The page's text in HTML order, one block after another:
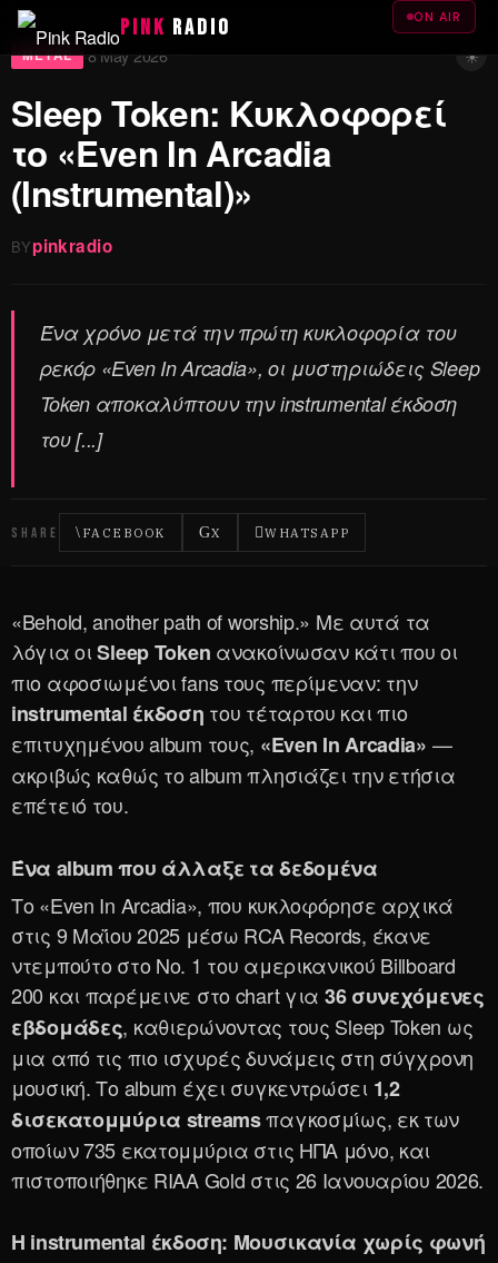
PINK RADIO ON AIR
METAL ·8 May 2026 ☀
Sleep Token: Κυκλοφορεί
το «Even In Arcadia
(Instrumental)»
BYpinkradio
Ένα χρόνο μετά την πρώτη κυκλοφορία του
ρεκόρ «Even In Arcadia», οι μυστηριώδεις Sleep
Token αποκαλύπτουν την instrumental έκδοση
του [...]
SHARE FACEBOOK X WHATSAPP
«Behold, another path of worship.» Με αυτά τα
λόγια οιSleep Token ανακοίνωσαν κάτι που οι
πιο αφοσιωμένοι fans τους περίμεναν: την
instrumental έκδοση του τέταρτου και πιο
επιτυχημένου album τους, «Even In Arcadia» —
ακριβώς καθώς το album πλησιάζει την ετήσια
επέτειό του.
Ένα album που άλλαξε τα δεδομένα
Το «Even In Arcadia», που κυκλοφόρησε αρχικά
στις 9 Μαΐου 2025 μέσω RCA Records, έκανε
ντεμπούτο στο Νο. 1 του αμερικανικού Billboard
200 και παρέμεινε στο chart για 36 συνεχόμενες
εβδομάδες, καθιερώνοντας τους Sleep Token ως
μια από τις πιο ισχυρές δυνάμεις στη σύγχρονη
μουσική. Το album έχει συγκεντρώσει 1,2
δισεκατομμύρια streamsπαγκοσμίως, εκ των
οποίων 735 εκατομμύρια στις ΗΠΑ μόνο, και
πιστοποιήθηκε RIAA Gold στις 26 Ιανουαρίου 2026.
Η instrumental έκδοση: Μουσικανία χωρίς φωνή